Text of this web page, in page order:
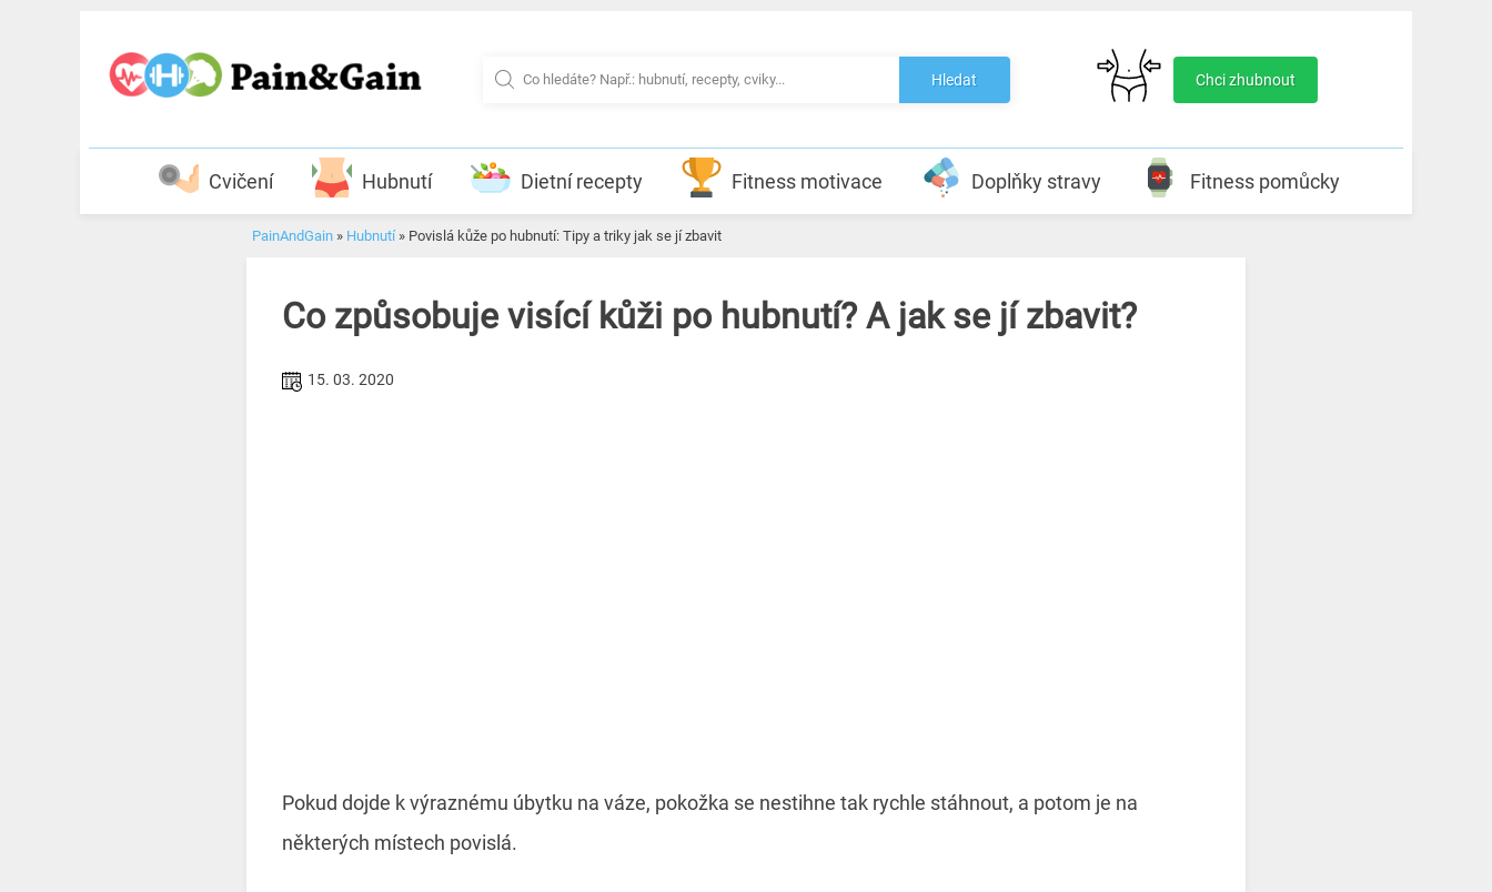
Hledat Chci zhubnout
Cvičení Hubnutí Dietní recepty Fitness motivace Doplňky stravy Fitness pomůcky
PainAndGain » Hubnutí» Povislá kůže po hubnutí: Tipy a triky jak se jí zbavit
Co způsobuje visící kůži po hubnutí? A jak se jí zbavit?
15. 03. 2020
Pokud dojde k výraznému úbytku na váze, pokožka se nestihne tak rychle stáhnout, a potom je na
některých místech povislá.